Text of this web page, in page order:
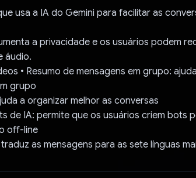
usa a IA do Gemini para facilitar as
a privacidade e os usuários podem
áudio.
• Resumo de mensagens em grupo:
grupo
a organizar melhor as conversas
de IA: permite que os usuários criem bots
off-line
as mensagens para as sete línguas